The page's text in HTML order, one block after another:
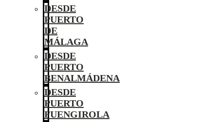
DESDE
PUERTO
DE
MÁLAGA
DESDE
PUERTO
BENALMÁDENA
DESDE
PUERTO
FUENGIROLA